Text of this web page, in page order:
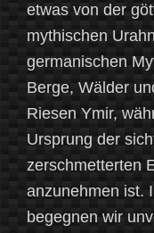
etwas von der
mythischen
germanischen
Berge, Wälder
Riesen Ymir,
Ursprung der
zerschmetterten
anzunehmen ist.
begegnen wir